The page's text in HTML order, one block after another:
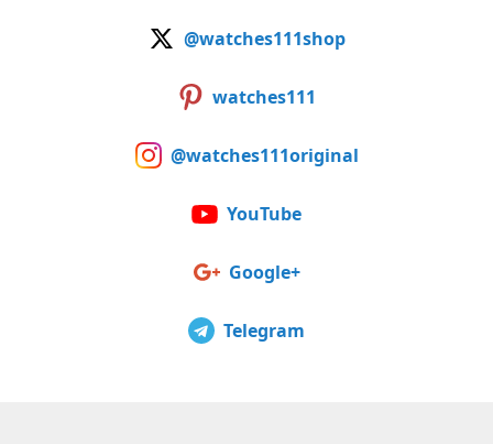
@watches111shop
watches111
@watches111original
YouTube
Google+
Telegram